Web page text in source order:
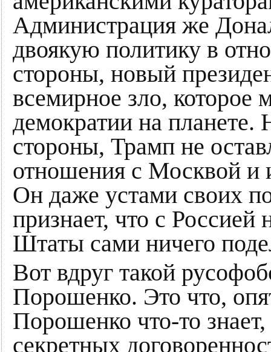
Администрация же
двоякую политику в
стороны, новый
всемирное зло, которое
демократии на планете.
стороны, Трамп не
отношения с Москвой и
Он даже устами своих
признает, что с Россией
Штаты сами ничего
Вот вдруг такой
Порошенко. Это что,
Порошенко что-то
секретных